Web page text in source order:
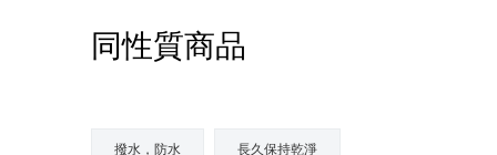
同性質商品
撥水，防水 長久保持乾淨